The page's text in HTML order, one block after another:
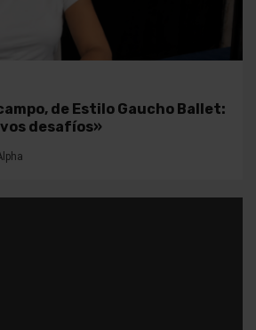
de Estilo Gaucho Ballet:
desafíos»